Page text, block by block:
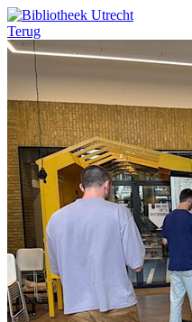
Terug